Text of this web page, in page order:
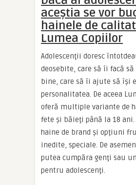
aceştia se vor
hainele de
Lumea Copiilor
Adolescenţii doresc
deosebite, care să îi facă
bine, care să îi ajute să îşi
personalitatea. De aceea
oferă multiple variante de
fete şi băieţi până la 18 ani.
haine de brand şi opţiuni
inedite, speciale. De
putea cumpăra genţi sau
pentru adolescenţi.